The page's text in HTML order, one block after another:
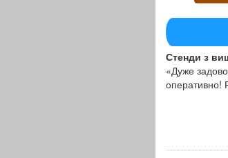
Стенди з
«Дуже
оперативно!